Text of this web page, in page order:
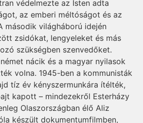
védelmezte az Isten adta
az emberi méltóságot és az
második világháború idején
zsidókat, lengyeleket és más
szükségben szenvedőket.
nácik és a magyar nyilasok
volna. 1945-ben a kommunisták
tíz év kényszermunkára ítélték,
kapott – mindezekről Esterházy
Olaszországban élő Aliz
készült dokumentumfilmben,